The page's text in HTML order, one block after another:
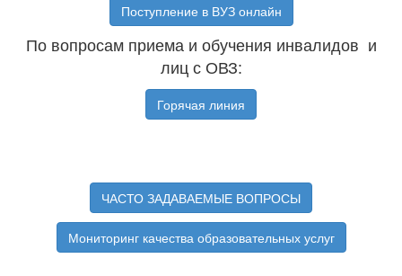
Поступление в ВУЗ онлайн
По вопросам приема и обучения инвалидов и
лиц с ОВЗ:
Горячая линия
ЧАСТО ЗАДАВАЕМЫЕ ВОПРОСЫ
Мониторинг качества образовательных услуг